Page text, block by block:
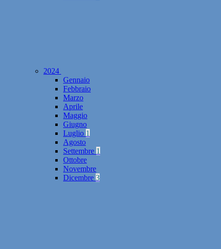
2024
Gennaio
Febbraio
Marzo
Aprile
Maggio
Giugno
Luglio 1
Agosto
Settembre 1
Ottobre
Novembre
Dicembre 3